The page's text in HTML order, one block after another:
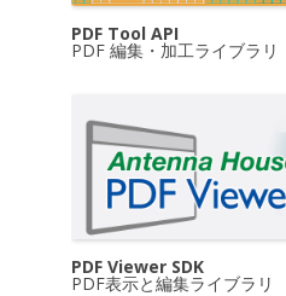
PDF Tool API
PDF 編集・加工ライブラリ
PDF Viewer SDK
PDF表示と編集ライブラリ